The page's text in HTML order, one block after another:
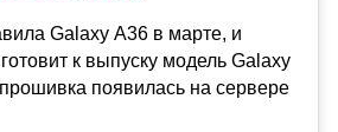
Galaxy A36 в марте, и
к выпуску модель Galaxy
появилась на сервере